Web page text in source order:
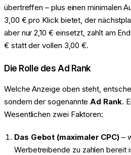
übertreffen – plus einen minimalen
3,00 € pro Klick bietet, der
aber nur 2,10 € einsetzt, zahlt am
€ statt der vollen 3,00 €.
Die Rolle des Ad Rank
Welche Anzeige oben steht,
sondern der sogenannteAd Rank.
Wesentlichen zwei Faktoren:
Das Gebot (maximaler CPC) –
Werbetreibende zu zahlen bereit